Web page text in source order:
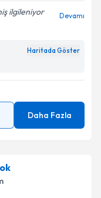
ilgileniyor
Devamı
Haritada Göster
Daha Fazla